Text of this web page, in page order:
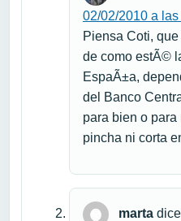
02/02/2010 a
Piensa Coti,
de como estÃ©
EspaÃ±a,
del Banco
para bien o
pincha ni corta
marta